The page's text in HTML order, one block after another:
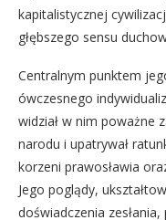
kapitalistycznej
głębszego sensu
Centralnym punktem
ówczesnego
widział w nim poważne
narodu i upatrywał
korzeni prawosławia
Jego poglądy,
doświadczenia